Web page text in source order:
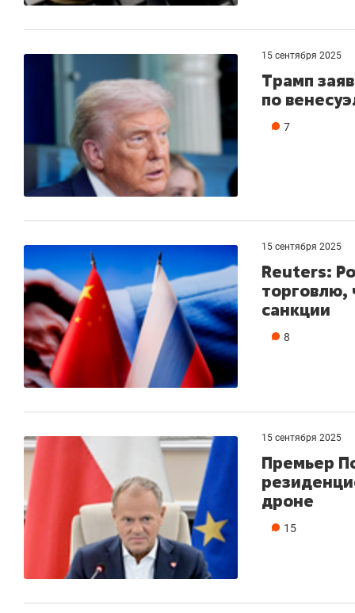
15 сентября 2025
Трамп
по
7
15 сентября 2025
Reuters:
торговлю,
санкции
8
15 сентября 2025
Премьер
дроне
15
Рекомендуем
Опыт выживания в дикой
природе, работа
с ментальным и физическим
состоянием как основа
Рекомендуем
Мексика,